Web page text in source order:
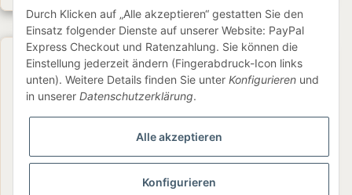
Gesetzliche Informationen
Informationen
Durch Klicken auf „Alle akzeptieren“ gestatten Sie den
Einsatz folgender Dienste auf unserer Website: PayPal
Express Checkout und Ratenzahlung. Sie können die
Einstellung jederzeit ändern (Fingerabdruck-Icon links
unten). Weitere Details finden Sie unter Konfigurieren und
in unserer Datenschutzerklärung.
Alle akzeptieren
Konfigurieren